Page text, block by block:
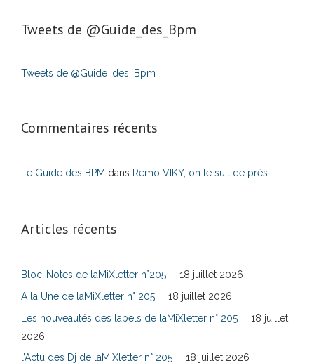
Tweets de ‎@Guide_des_Bpm
Tweets de @Guide_des_Bpm
Commentaires récents
Le Guide des BPM dans Remo VIKY, on le suit de près
Articles récents
Bloc-Notes de laMiXletter n°205
18 juillet 2026
A la Une de laMiXletter n° 205
18 juillet 2026
Les nouveautés des labels de laMiXletter n° 205
18 juillet
2026
l’Actu des Dj de laMiXletter n° 205
18 juillet 2026